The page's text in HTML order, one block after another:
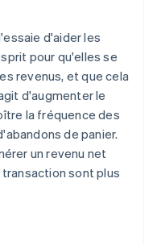
d'aider les
pour qu'elles se
revenus, et que cela
d'augmenter le
la fréquence des
de panier.
un revenu net
sont plus